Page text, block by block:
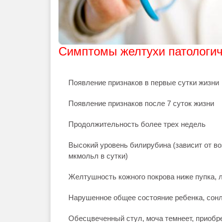
Симптомы желтухи
Появление признаков в первые сутки жизни
Появление признаков после 7 суток жизни
Продолжительность более трех недель
Высокий уровень билирубина (зависит от
мкмольл в сутки)
Желтушность кожного покрова ниже пупка,
Нарушенное общее состояние ребенка,
Обесцвеченный стул, моча темнеет,